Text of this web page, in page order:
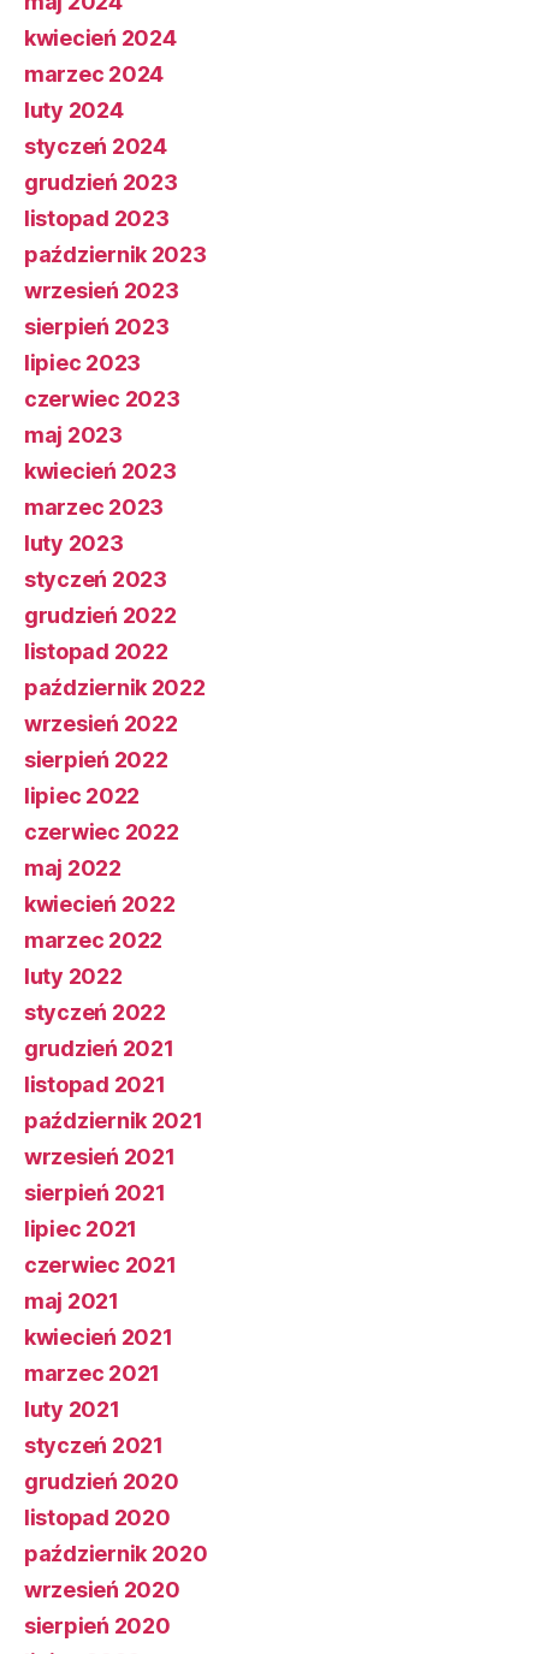
kwiecień 2024
marzec 2024
luty 2024
styczeń 2024
grudzień 2023
listopad 2023
październik 2023
wrzesień 2023
sierpień 2023
lipiec 2023
czerwiec 2023
maj 2023
kwiecień 2023
marzec 2023
luty 2023
styczeń 2023
grudzień 2022
listopad 2022
październik 2022
wrzesień 2022
sierpień 2022
lipiec 2022
czerwiec 2022
maj 2022
kwiecień 2022
marzec 2022
luty 2022
styczeń 2022
grudzień 2021
listopad 2021
październik 2021
wrzesień 2021
sierpień 2021
lipiec 2021
czerwiec 2021
maj 2021
kwiecień 2021
marzec 2021
luty 2021
styczeń 2021
grudzień 2020
listopad 2020
październik 2020
wrzesień 2020
sierpień 2020